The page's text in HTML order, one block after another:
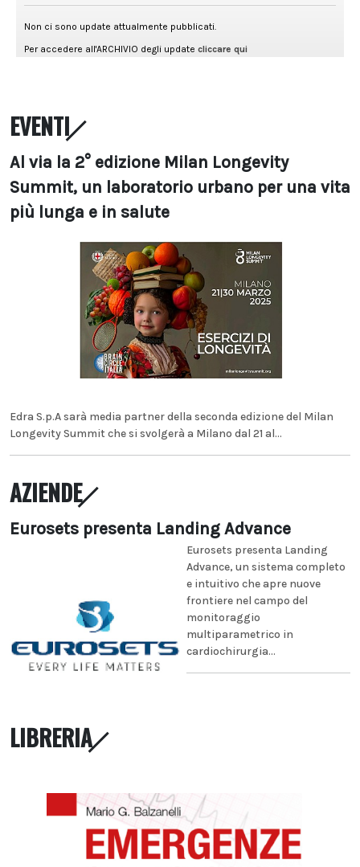
EVENTI
Al via la 2° edizione Milan Longevity
Summit, un laboratorio urbano per una vita
più lunga e in salute
Edra S.p.A sarà media partner della seconda edizione del Milan
Longevity Summit che si svolgerà a Milano dal 21 al...
AZIENDE
Eurosets presenta Landing Advance
Eurosets presenta Landing
Advance, un sistema completo
e intuitivo che apre nuove
frontiere nel campo del
monitoraggio
multiparametrico in
cardiochirurgia...
LIBRERIA